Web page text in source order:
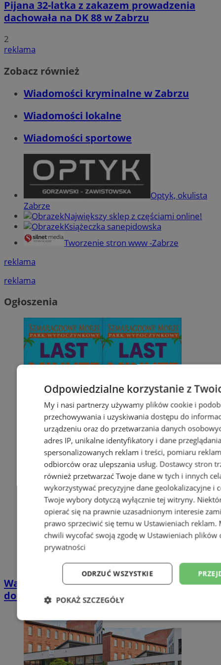
Pijana 32-latka z zakazem prowadzenia
dachowała na DK 88 w Zabrzu
2
reklama
Zobacz również
Wiadomości kryminalne w Zabrzu
Wiadomości lokalne
Wiadomości sportowe
Optyk, okulista
Zabrze
Największy sklep z częściami online!
Książeczka sanepidowska
Tworzenie stron www -Zabrze
reklama
reklama
Ogłoszenia
Wakacyjny wypoczynek nad Bałtykiem w
domkach Szmaragdowe Morze
Odpowiedzialne korzystanie z
My i nasi partnerzy używamy plików cookie i
przechowywania i uzyskiwania dostępu do
urządzeniu oraz do przetwarzania danych
adres IP, unikalne identyfikatory i dane
spersonalizowanych reklam i treści, pomiaru
odbiorców oraz ulepszania usług. Dostawcy stron
również przetwarzać Twoje dane w tych i innych
wykorzystywać precyzyjne dane geolokalizacyjne i
Twoje wybory dotyczą wyłącznie tej witryny.
opierać się na prawnie uzasadnionym interesie
prawo sprzeciwić się temu w Ustawieniach reklam.
chwili wycofać swoją zgodę w Ustawieniach plików
prywatności
ODRZUĆ WSZYSTKIE
POKAŻ SZCZEGÓŁY
Niezbędne Wydajność
Niesklasyfikowane